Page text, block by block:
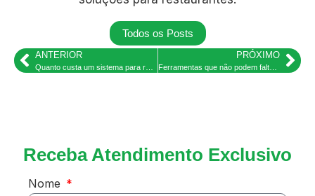
Todos os Posts
ANTERIOR PRÓXIMO
Ferramentas que não podem faltar no seu sistema para loja de açaí
Receba Atendimento Exclusivo
Nome